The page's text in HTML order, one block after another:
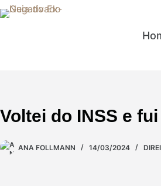
Voltei do INSS e
ANA FOLLMANN 14/03/2024